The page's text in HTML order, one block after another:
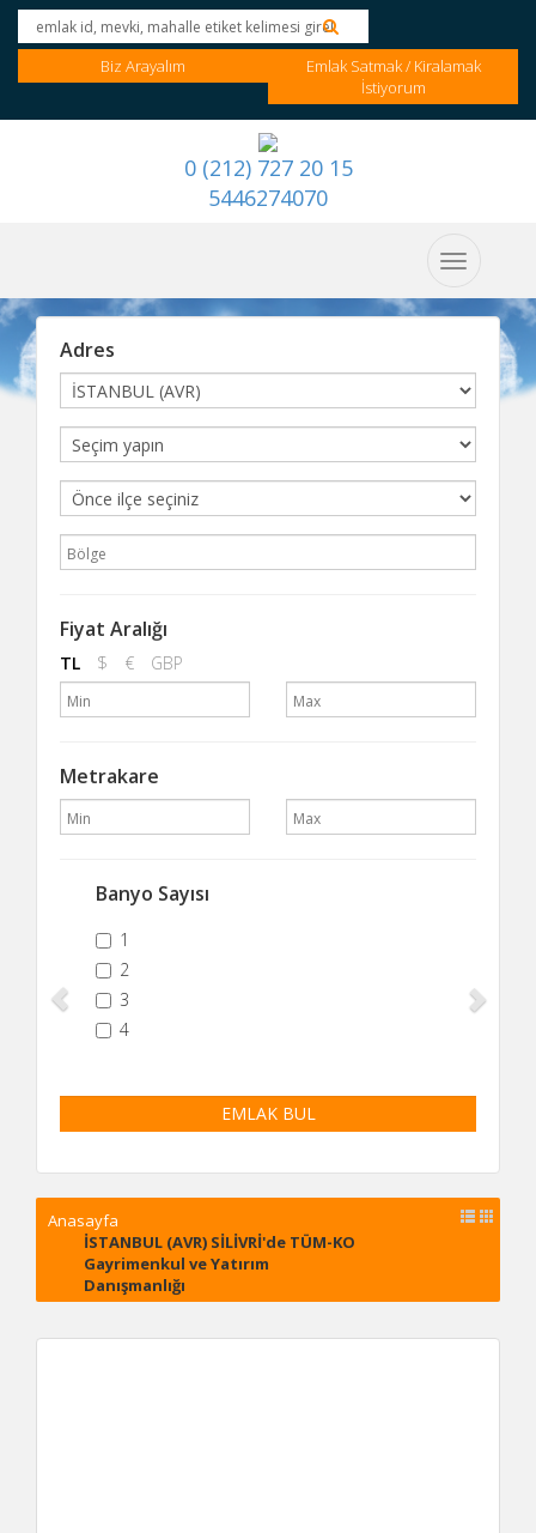
Biz Arayalım
Emlak Satmak / Kiralamak
İstiyorum
0 (212) 727 20 15
5446274070
Adres
Fiyat Aralığı
TL $ € GBP
Metrakare
Banyo Sayısı
1
2
3
4
Previous
EMLAK BUL
Anasayfa
İSTANBUL (AVR) SİLİVRİ'de TÜM-KO
Gayrimenkul ve Yatırım
Danışmanlığı